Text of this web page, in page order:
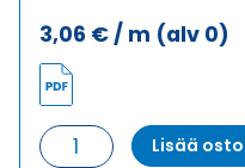
3,06 € / m (alv 0)
Ohjauskaapeli
ÖPVC-
Lisää